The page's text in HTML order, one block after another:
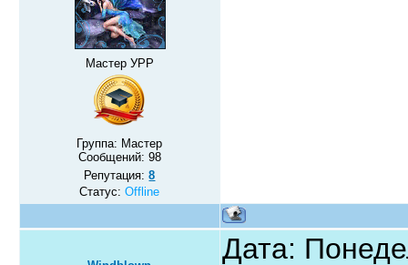
Мастер УРР
Группа: Мастер
Сообщений: 98
Репутация:8
Статус:Offline
Дата: